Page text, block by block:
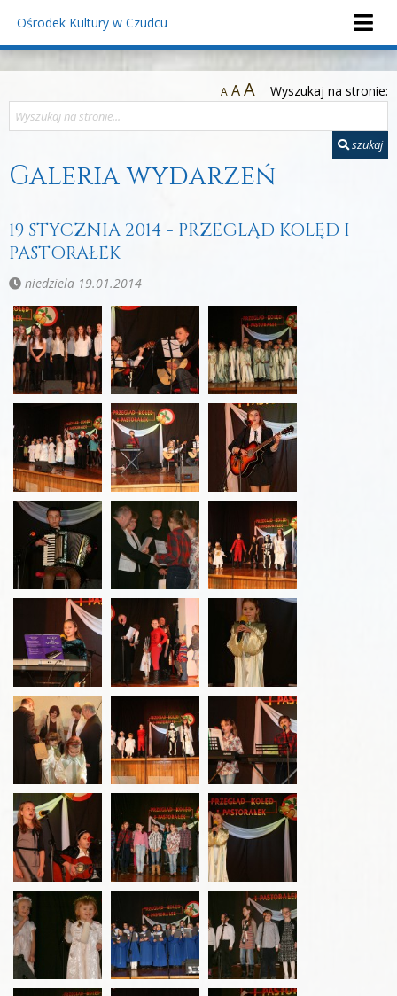
Ośrodek Kultury w Czudcu
A AA Wyszukaj na stronie:
szukaj
Galeria wydarzeń
19 STYCZNIA 2014 - PRZEGLĄD KOLĘD I
PASTORAŁEK
niedziela 19.01.2014